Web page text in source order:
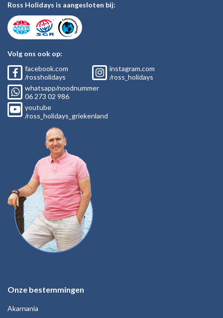
Ross Holidays is aangesloten bij:
Volg ons ook op:
facebook.com
/rossholidays
instagram.com
/ross_holidays
whatsapp/noodnummer
06 273 02 986
youtube
/ross_holidays_griekenland
Onze bestemmingen
Akarnania